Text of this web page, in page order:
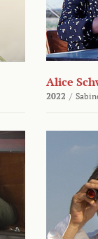
Alice
2022 /